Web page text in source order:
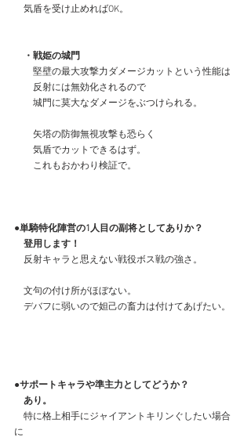
気盾を受け止めればOK。
・戦姫の城門
堅壁の最大攻撃力ダメージカットという性能は
反射には無効化されるので
城門に莫大なダメージをぶつけられる。
矢塔の防御無視攻撃も恐らく
気盾でカットできるはず。
これもおかわり検証で。
●単騎特化陣営の1人目の副将としてありか？
登用します！
反射キャラと思えない戦役ボス戦の強さ。
文句の付け所がほぼない。
デバフに弱いので妲己の畜力は付けてあげたい。
●サポートキャラや準主力としてどうか？
あり。
特に格上相手にジャイアントキリンぐしたい場合
に